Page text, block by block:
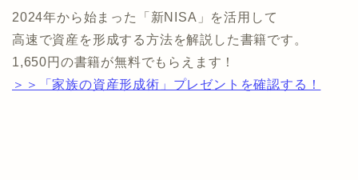
2024年から始まった「新NISA」を活用して
高速で資産を形成する方法を解説した書籍です。
1,650円の書籍が無料でもらえます！
＞＞「家族の資産形成術」プレゼントを確認する！